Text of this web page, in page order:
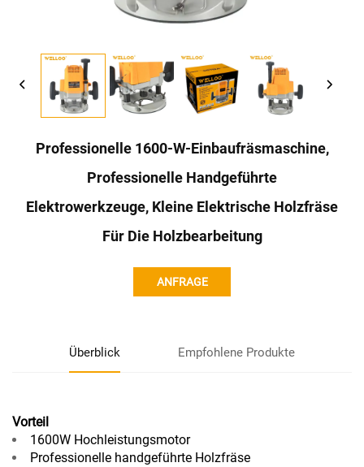
Professionelle 1600-W-Einbaufräsmaschine,
Professionelle Handgeführte
Elektrowerkzeuge, Kleine Elektrische Holzfräse
Für Die Holzbearbeitung
ANFRAGE
Überblick Empfohlene Produkte
Vorteil
1600W Hochleistungsmotor
Professionelle handgeführte Holzfräse